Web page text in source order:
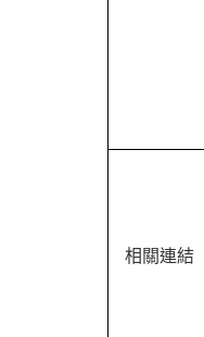
相關連結